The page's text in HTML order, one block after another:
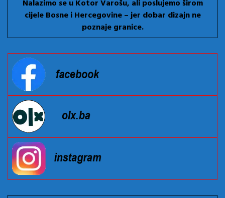
Nalazimo se u Kotor Varošu, ali poslujemo širom
cijele Bosne i Hercegovine – jer dobar dizajn ne
poznaje granice.